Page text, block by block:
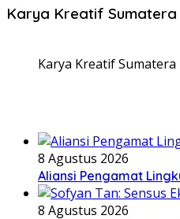
Karya Kreatif Sumatera
Karya Kreatif
8 Agustus 2026
Aliansi Pengamat
8 Agustus 2026